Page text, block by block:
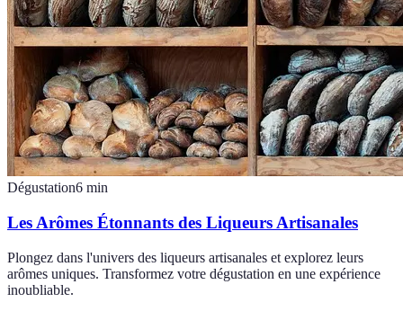
Dégustation6 min
Les Arômes Étonnants des Liqueurs Artisanales
Plongez dans l'univers des liqueurs artisanales et explorez leurs
arômes uniques. Transformez votre dégustation en une expérience
inoubliable.